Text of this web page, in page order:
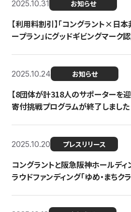
2025.10.31 お知らせ
【利用料割引】「コングラント×日
ープラン」にグッドギビングマーク
2025.10.24 お知らせ
【8団体が計318人のサポーターを
寄付挑戦プログラムが終了しました
2025.10.20 プレスリリース
コングラントと阪急阪神ホールディ
ラウドファンディング「ゆめ・まちク